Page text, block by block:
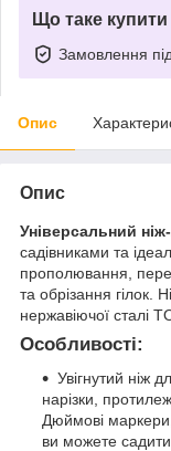
Що таке
Замовлення
Опис
Опис
Універсальний
садівниками та
прополювання,
та обрізання гілок.
нержавіючої сталі
Особливості:
Увігнутий ніж
нарізки,
Дюймові
ви можете